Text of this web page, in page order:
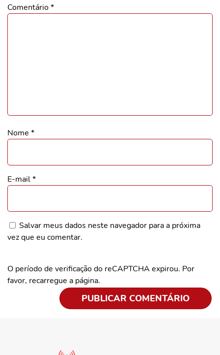
Comentário*
Nome *
E-mail*
Salvar meus dados neste navegador para a próxima
vez que eu comentar.
O período de verificação do reCAPTCHA expirou. Por
favor, recarregue a página.